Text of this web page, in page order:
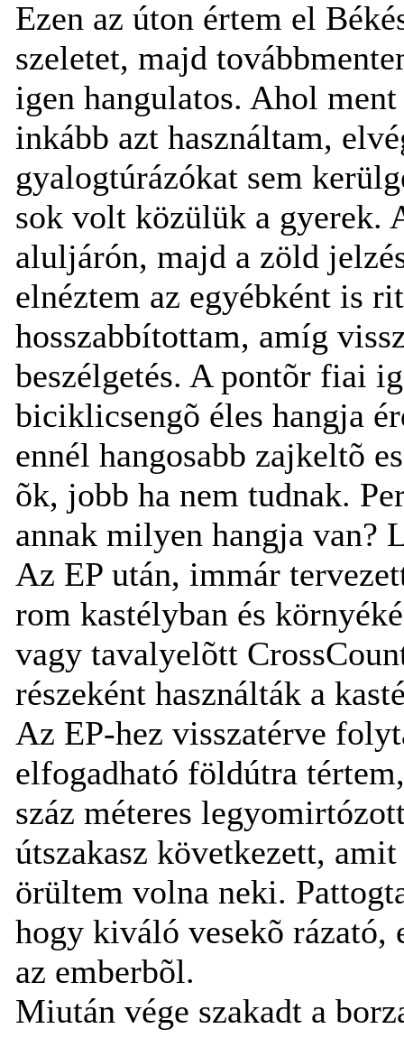
Ezen az úton értem el
szeletet, majd
igen hangulatos. Ahol
inkább azt használtam,
gyalogtúrázókat sem
sok volt közülük a gyerek.
aluljárón, majd a zöld
elnéztem az egyébként is
hosszabbítottam, amíg
beszélgetés. A pontõr fiai
biciklicsengõ éles hangja
ennél hangosabb zajkeltõ
õk, jobb ha nem tudnak.
annak milyen hangja van?
Az EP után, immár
rom kastélyban és
vagy tavalyelõtt
részeként használták a
Az EP-hez visszatérve
elfogadható földútra
száz méteres
útszakasz következett,
örültem volna neki.
hogy kiváló vesekõ rázató,
az emberbõl.
Miután vége szakadt a